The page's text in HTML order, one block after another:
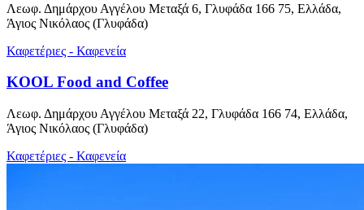
Λεωφ. Δημάρχου Αγγέλου Μεταξά 6, Γλυφάδα 166 75, Ελλάδα,
Άγιος Νικόλαος (Γλυφάδα)
Καφετέριες - Καφενεία
KOOL Food and Coffee
Λεωφ. Δημάρχου Αγγέλου Μεταξά 22, Γλυφάδα 166 74, Ελλάδα,
Άγιος Νικόλαος (Γλυφάδα)
Καφετέριες - Καφενεία